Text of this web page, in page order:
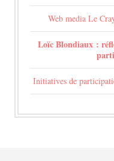
Web media Le
Loïc Blondiaux :
Initiatives de